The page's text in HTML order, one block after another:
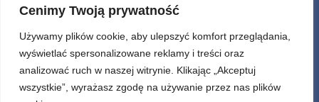
Cenimy Twoją prywatność
Używamy plików cookie, aby ulepszyć komfort przeglądania,
wyświetlać spersonalizowane reklamy i treści oraz
analizować ruch w naszej witrynie. Klikając „Akceptuj
wszystkie”, wyrażasz zgodę na używanie przez nas plików